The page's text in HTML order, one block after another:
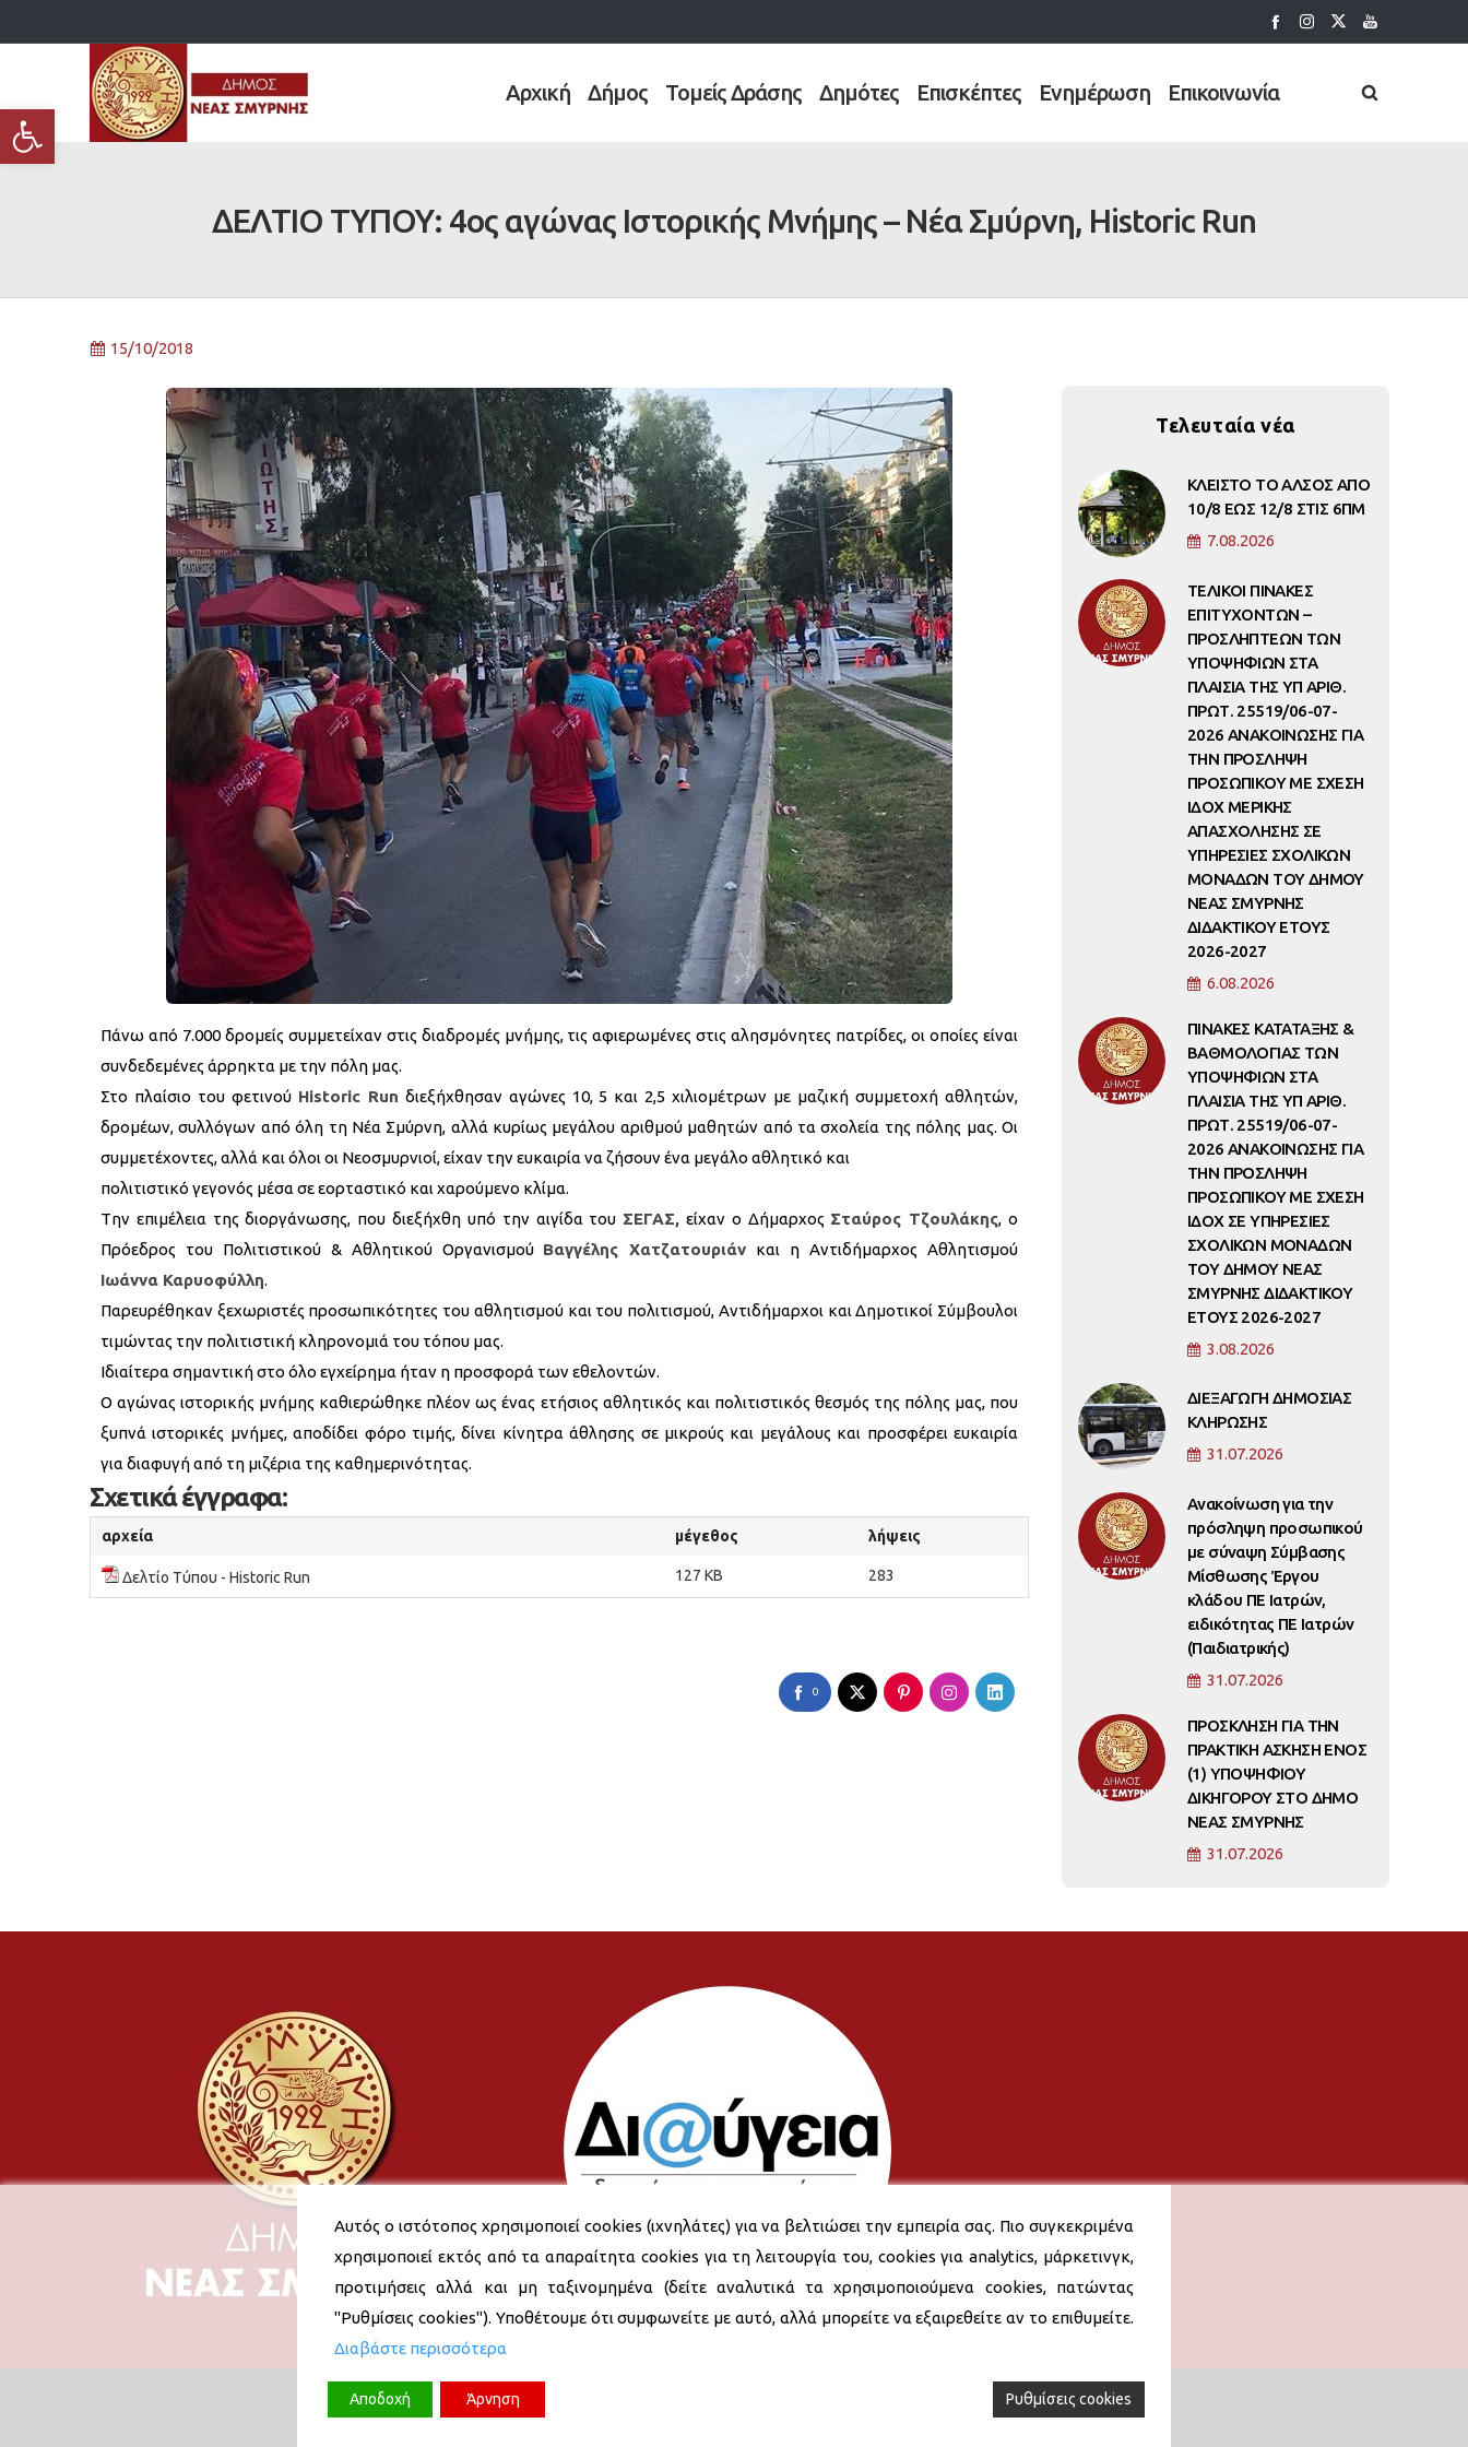
Ανοίξτε τη γραμμή εργαλείων
Αρχική Δήμος Τομείς Δράσης Δημότες Επισκέπτες Ενημέρωση Επικοινωνία
ΔΕΛΤΙΟ ΤΥΠΟΥ: 4ος αγώνας Ιστορικής Μνήμης – Νέα Σμύρνη, Historic Run
15/10/2018
Πάνω από 7.000 δρομείς συμμετείχαν στις διαδρομές μνήμης, τις αφιερωμένες στις αλησμόνητες πατρίδες, οι οποίες είναι
συνδεδεμένες άρρηκτα με την πόλη μας.
Στο πλαίσιο του φετινού Historic Run διεξήχθησαν αγώνες 10, 5 και 2,5 χιλιομέτρων με μαζική συμμετοχή αθλητών,
δρομέων, συλλόγων από όλη τη Νέα Σμύρνη, αλλά κυρίως μεγάλου αριθμού μαθητών από τα σχολεία της πόλης μας. Οι
συμμετέχοντες, αλλά και όλοι οι Νεοσμυρνιοί, είχαν την ευκαιρία να ζήσουν ένα μεγάλο αθλητικό και
πολιτιστικό γεγονός μέσα σε εορταστικό και χαρούμενο κλίμα.
Tην επιμέλεια της διοργάνωσης, που διεξήχθη υπό την αιγίδα του ΣΕΓΑΣ, είχαν ο Δήμαρχος Σταύρος Τζουλάκης, ο
Πρόεδρος του Πολιτιστικού & Αθλητικού Οργανισμού Βαγγέλης Χατζατουριάν και η Αντιδήμαρχος Αθλητισμού
Ιωάννα Καρυοφύλλη.
Παρευρέθηκαν ξεχωριστές προσωπικότητες του αθλητισμού και του πολιτισμού, Αντιδήμαρχοι και Δημοτικοί Σύμβουλοι
τιμώντας την πολιτιστική κληρονομιά του τόπου μας.
Ιδιαίτερα σημαντική στο όλο εγχείρημα ήταν η προσφορά των εθελοντών.
Ο αγώνας ιστορικής μνήμης καθιερώθηκε πλέον ως ένας ετήσιος αθλητικός και πολιτιστικός θεσμός της πόλης μας, που
ξυπνά ιστορικές μνήμες, αποδίδει φόρο τιμής, δίνει κίνητρα άθλησης σε μικρούς και μεγάλους και προσφέρει ευκαιρία
για διαφυγή από τη μιζέρια της καθημερινότητας.
Σχετικά έγγραφα:
αρχεία μέγεθος λήψεις
Δελτίο Τύπου - Historic Run 127 KB 283
0
Τελευταία νέα
ΚΛΕΙΣΤΟ ΤΟ ΑΛΣΟΣ ΑΠΟ
10/8 ΕΩΣ 12/8 ΣΤΙΣ 6ΠΜ
7.08.2026
ΤΕΛΙΚΟΙ ΠΙΝΑΚΕΣ
ΕΠΙΤΥΧΟΝΤΩΝ –
ΠΡΟΣΛΗΠΤΕΩΝ ΤΩΝ
ΥΠΟΨΗΦΙΩΝ ΣΤΑ
ΠΛΑΙΣΙΑ ΤΗΣ ΥΠ ΑΡΙΘ.
ΠΡΩΤ. 25519/06-07-
2026 ΑΝΑΚΟΙΝΩΣΗΣ ΓΙΑ
ΤΗΝ ΠΡΟΣΛΗΨΗ
ΠΡΟΣΩΠΙΚΟΥ ΜΕ ΣΧΕΣΗ
ΙΔΟΧ ΜΕΡΙΚΗΣ
ΑΠΑΣΧΟΛΗΣΗΣ ΣΕ
ΥΠΗΡΕΣΙΕΣ ΣΧΟΛΙΚΩΝ
ΜΟΝΑΔΩΝ ΤΟΥ ΔΗΜΟΥ
ΝΕΑΣ ΣΜΥΡΝΗΣ
ΔΙΔΑΚΤΙΚΟΥ ΕΤΟΥΣ
2026-2027
6.08.2026
ΠΙΝΑΚΕΣ ΚΑΤΑΤΑΞΗΣ &
ΒΑΘΜΟΛΟΓΙΑΣ ΤΩΝ
ΥΠΟΨΗΦΙΩΝ ΣΤΑ
ΠΛΑΙΣΙΑ ΤΗΣ ΥΠ ΑΡΙΘ.
ΠΡΩΤ. 25519/06-07-
2026 ΑΝΑΚΟΙΝΩΣΗΣ ΓΙΑ
ΤΗΝ ΠΡΟΣΛΗΨΗ
ΠΡΟΣΩΠΙΚΟΥ ΜΕ ΣΧΕΣΗ
ΙΔΟΧ ΣΕ ΥΠΗΡΕΣΙΕΣ
ΣΧΟΛΙΚΩΝ ΜΟΝΑΔΩΝ
ΤΟΥ ΔΗΜΟΥ ΝΕΑΣ
ΣΜΥΡΝΗΣ ΔΙΔΑΚΤΙΚΟΥ
ΕΤΟΥΣ 2026-2027
3.08.2026
ΔΙΕΞΑΓΩΓΗ ΔΗΜΟΣΙΑΣ
ΚΛΗΡΩΣΗΣ
31.07.2026
Ανακοίνωση για την
πρόσληψη προσωπικού
με σύναψη Σύμβασης
Μίσθωσης Έργου
κλάδου ΠΕ Ιατρών,
ειδικότητας ΠΕ Ιατρών
(Παιδιατρικής)
31.07.2026
ΠΡΟΣΚΛΗΣΗ ΓΙΑ ΤΗΝ
ΠΡΑΚΤΙΚΗ ΑΣΚΗΣΗ ΕΝΟΣ
(1) ΥΠΟΨΗΦΙΟΥ
ΔΙΚΗΓΟΡΟΥ ΣΤΟ ΔΗΜΟ
ΝΕΑΣ ΣΜΥΡΝΗΣ
31.07.2026
Αυτός ο ιστότοπος χρησιμοποιεί cookies (ιχνηλάτες) για να βελτιώσει την εμπειρία σας. Πιο συγκεκριμένα
χρησιμοποιεί εκτός από τα απαραίτητα cookies για τη λειτουργία του, cookies για analytics, μάρκετινγκ,
προτιμήσεις αλλά και μη ταξινομημένα (δείτε αναλυτικά τα χρησιμοποιούμενα cookies, πατώντας
"Ρυθμίσεις cookies"). Υποθέτουμε ότι συμφωνείτε με αυτό, αλλά μπορείτε να εξαιρεθείτε αν το επιθυμείτε.
Διαβάστε περισσότερα
Αποδοχή Άρνηση Ρυθμίσεις cookies